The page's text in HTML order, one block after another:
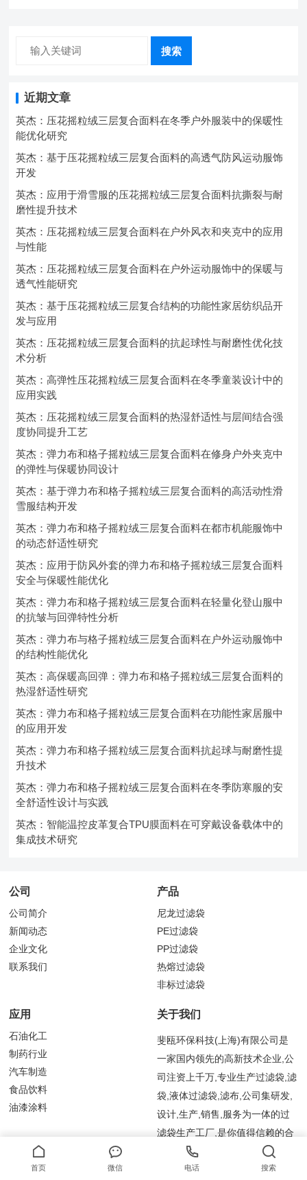
搜索
近期文章
英杰：压花摇粒绒三层复合面料在冬季户外服装中的保暖性
能优化研究
英杰：基于压花摇粒绒三层复合面料的高透气防风运动服饰
开发
英杰：应用于滑雪服的压花摇粒绒三层复合面料抗撕裂与耐
磨性提升技术
英杰：压花摇粒绒三层复合面料在户外风衣和夹克中的应用
与性能
英杰：压花摇粒绒三层复合面料在户外运动服饰中的保暖与
透气性能研究
英杰：基于压花摇粒绒三层复合结构的功能性家居纺织品开
发与应用
英杰：压花摇粒绒三层复合面料的抗起球性与耐磨性优化技
术分析
英杰：高弹性压花摇粒绒三层复合面料在冬季童装设计中的
应用实践
英杰：压花摇粒绒三层复合面料的热湿舒适性与层间结合强
度协同提升工艺
英杰：弹力布和格子摇粒绒三层复合面料在修身户外夹克中
的弹性与保暖协同设计
英杰：基于弹力布和格子摇粒绒三层复合面料的高活动性滑
雪服结构开发
英杰：弹力布和格子摇粒绒三层复合面料在都市机能服饰中
的动态舒适性研究
英杰：应用于防风外套的弹力布和格子摇粒绒三层复合面料
安全与保暖性能优化
英杰：弹力布和格子摇粒绒三层复合面料在轻量化登山服中
的抗皱与回弹特性分析
英杰：弹力布与格子摇粒绒三层复合面料在户外运动服饰中
的结构性能优化
英杰：高保暖高回弹：弹力布和格子摇粒绒三层复合面料的
热湿舒适性研究
英杰：弹力布和格子摇粒绒三层复合面料在功能性家居服中
的应用开发
英杰：弹力布和格子摇粒绒三层复合面料抗起球与耐磨性提
升技术
英杰：弹力布和格子摇粒绒三层复合面料在冬季防寒服的安
全舒适性设计与实践
英杰：智能温控皮革复合TPU膜面料在可穿戴设备载体中的
集成技术研究
公司
公司简介
新闻动态
企业文化
联系我们
产品
尼龙过滤袋
PE过滤袋
PP过滤袋
热熔过滤袋
非标过滤袋
应用
石油化工
制药行业
汽车制造
食品饮料
油漆涂料
关于我们
斐瓯环保科技(上海)有限公司是
一家国内领先的高新技术企业,公
司注资上千万,专业生产过滤袋,滤
袋,液体过滤袋,滤布,公司集研发,
设计,生产,销售,服务为一体的过
滤袋生产工厂,是你值得信赖的合
作伙伴,欢迎上门考察和来电咨询!
首页 微信 电话 搜索